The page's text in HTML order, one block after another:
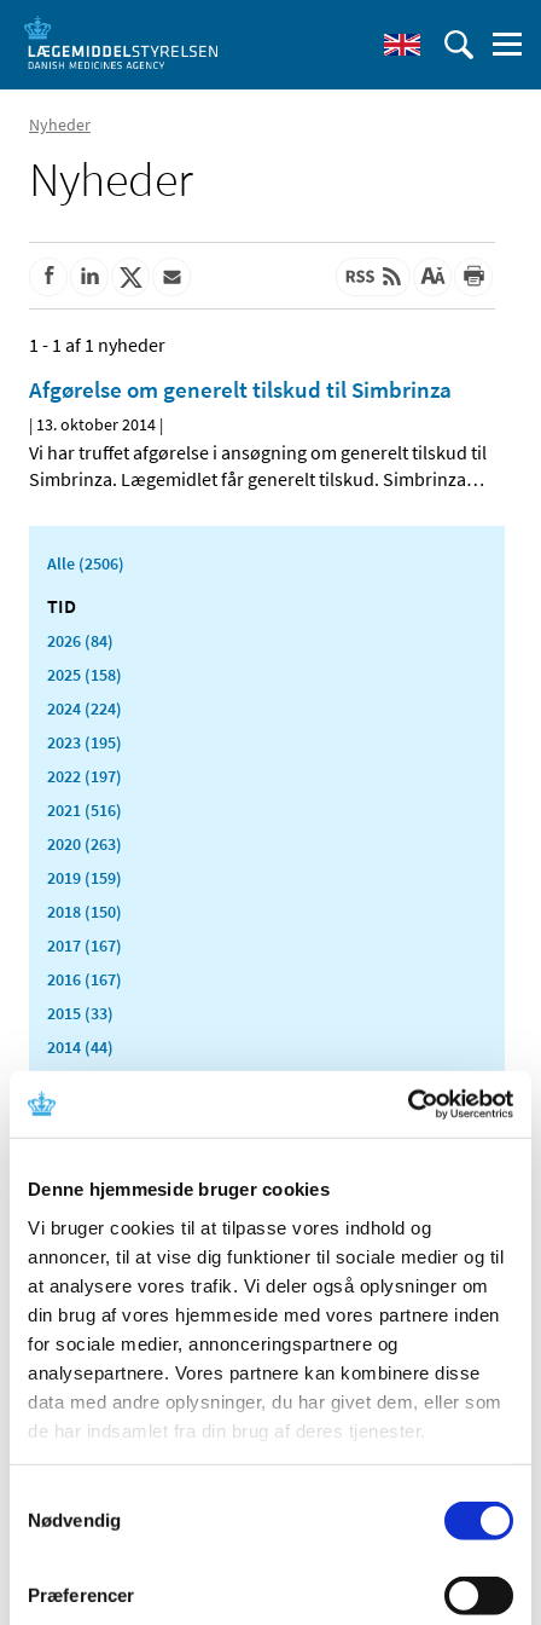
Denne hjemmeside bruger cookies
Vi bruger cookies til at tilpasse vores indhold og
annoncer, til at vise dig funktioner til sociale medier og til
at analysere vores trafik. Vi deler også oplysninger om
din brug af vores hjemmeside med vores partnere inden
for sociale medier, annonceringspartnere og
analysepartnere. Vores partnere kan kombinere disse
data med andre oplysninger, du har givet dem, eller som
de har indsamlet fra din brug af deres tjenester.
Nødvendig
Præferencer
Nyheder
Nyheder
1 - 1 af 1 nyheder
Afgørelse om generelt tilskud til Simbrinza
| 13. oktober 2014 |
Vi har truffet afgørelse i ansøgning om generelt tilskud til
Simbrinza. Lægemidlet får generelt tilskud. Simbrinza…
Alle (2506)
TID
2026 (84)
2025 (158)
2024 (224)
2023 (195)
2022 (197)
2021 (516)
2020 (263)
2019 (159)
2018 (150)
2017 (167)
2016 (167)
2015 (33)
2014 (44)
december (3)
oktober (1)
august (4)
juli (2)
juni (8)
maj (2)
april (2)
februar (6)
januar (3)
2011 (13)
2009 (14)